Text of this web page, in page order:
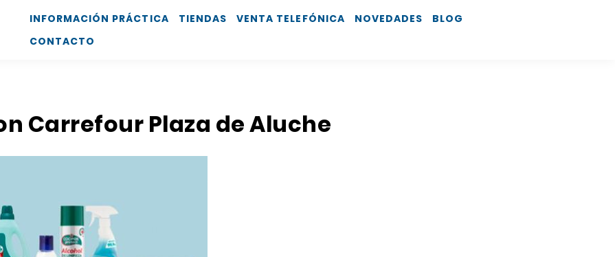
INFORMACIÓN PRÁCTICA TIENDAS VENTA TELEFÓNICA NOVEDADES
BLOG
CONTACTO
Carrefour Plaza de Aluche